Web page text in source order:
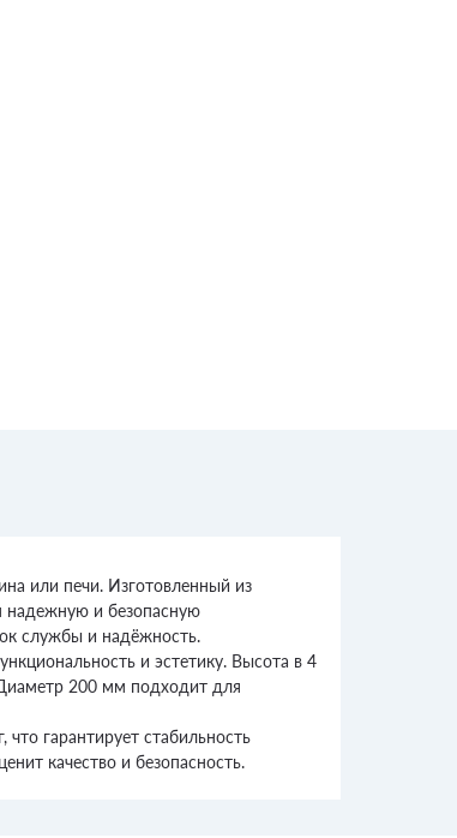
или печи. Изготовленный из
надежную и безопасную
службы и надёжность.
и эстетику. Высота в 4
200 мм подходит для
гарантирует стабильность
качество и безопасность.